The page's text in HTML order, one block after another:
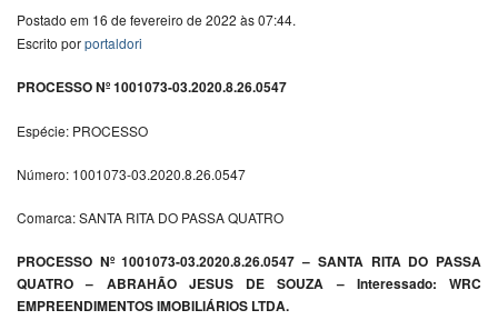
Postado em 16 de fevereiro de 2022 às 07:44.
Escrito porportaldori
PROCESSO Nº 1001073-03.2020.8.26.0547
Espécie: PROCESSO
Número: 1001073-03.2020.8.26.0547
Comarca: SANTA RITA DO PASSA QUATRO
PROCESSO Nº 1001073-03.2020.8.26.0547 – SANTA RITA DO PASSA
QUATRO – ABRAHÃO JESUS DE SOUZA – Interessado: WRC
EMPREENDIMENTOS IMOBILIÁRIOS LTDA.